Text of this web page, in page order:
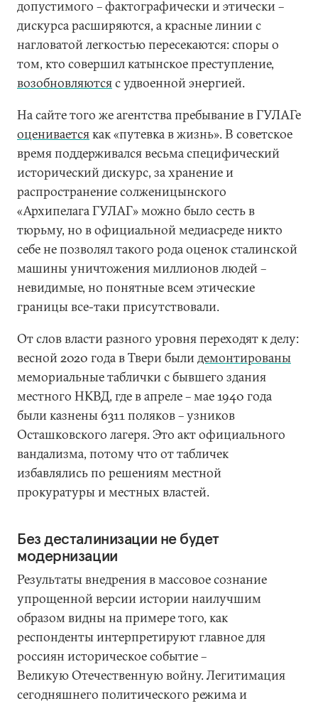
допустимого – фактографически и этически –
дискурса расширяются, а красные линии с
нагловатой легкостью пересекаются: споры о
том, кто совершил катынское преступление,
возобновляютсяс удвоенной энергией.
На сайте того же агентства пребывание в ГУЛАГе
оцениваетсякак «путевка в жизнь». В советское
время поддерживался весьма специфический
исторический дискурс, за хранение и
распространение солженицынского
«Архипелага ГУЛАГ» можно было сесть в
тюрьму, но в официальной медиасреде никто
себе не позволял такого рода оценок сталинской
машины уничтожения миллионов людей –
невидимые, но понятные всем этические
границы все-таки присутствовали.
От слов власти разного уровня переходят к делу:
весной 2020 года в Твери былидемонтированы
мемориальные таблички с бывшего здания
местного НКВД, где в апреле – мае 1940 года
были казнены 6311 поляков – узников
Осташковского лагеря. Это акт официального
вандализма, потому что от табличек
избавлялись по решениям местной
прокуратуры и местных властей.
Без десталинизации не будет
модернизации
Результаты внедрения в массовое сознание
упрощенной версии истории наилучшим
образом видны на примере того, как
респонденты интерпретируют главное для
россиян историческое событие –
Великую Отечественную войну. Легитимация
сегодняшнего политического режима и